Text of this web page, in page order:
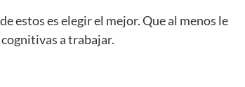
estos es elegir el mejor. Que al menos le
a trabajar.